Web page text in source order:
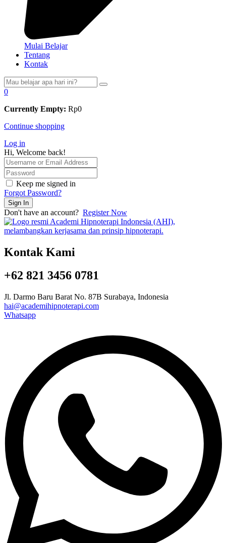
Mulai Belajar
Tentang
Kontak
0
Currently Empty: Rp0
Continue shopping
Log in
Hi, Welcome back!
Keep me signed in
Forgot Password?
Sign In
Don't have an account? Register Now
Kontak Kami
+62 821 3456 0781
Jl. Darmo Baru Barat No. 87B Surabaya, Indonesia
hai@academihipnoterapi.com
Whatsapp